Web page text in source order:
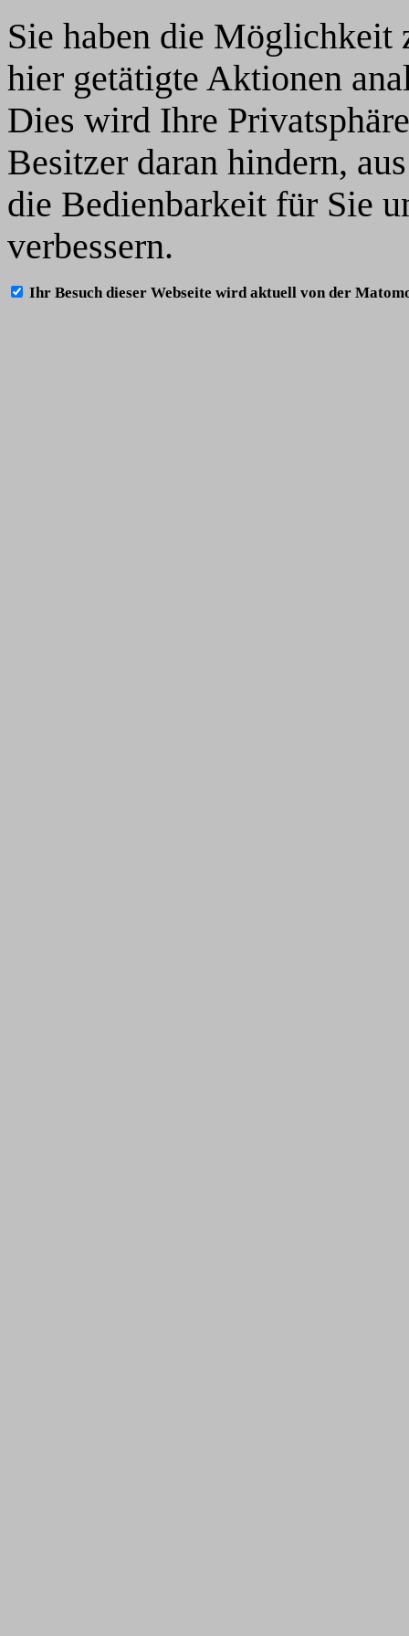
Sie haben die Möglichkeit
hier getätigte Aktionen
Dies wird Ihre
Besitzer daran hindern,
die Bedienbarkeit für Sie
verbessern.
Ihr Besuch dieser Webseite wird aktuell von der